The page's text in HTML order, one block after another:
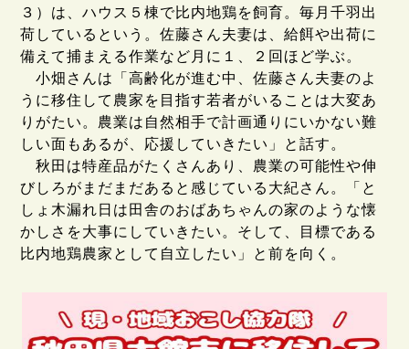
３）は、ハウス５棟で比内地鶏を飼育。毎月千羽出
荷しているという。佐藤さん夫妻は、給餌や出荷に
備えて捕まえる作業など月に１、２回ほど学ぶ。
小畑さんは「高齢化が進む中、佐藤さん夫妻のよ
うに移住して農家を目指す若者がいることは大変あ
りがたい。農業は自然相手で計画通りにいかない難
しい面もあるが、応援していきたい」と話す。
秋田は特産品がたくさんあり、農業の可能性や伸
びしろがまだまだあると感じている大紀さん。「と
しょ木漏れ日は田舎のおばあちゃんの家のような懐
かしさを大事にしていきたい。そして、目標である
比内地鶏農家として自立したい」と前を向く。